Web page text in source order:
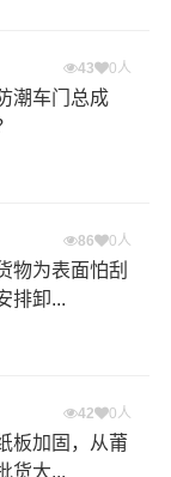
43 0人
潮车门总成
86 0人
物为表面怕刮
排卸...
42 0人
板加固，从莆
货大...